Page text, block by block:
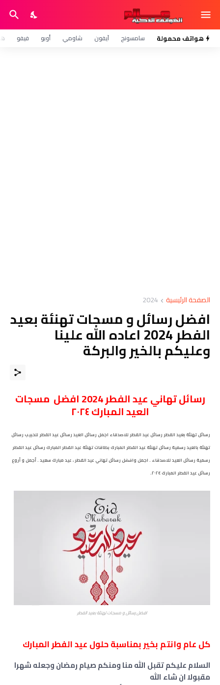
هواتف محمولة سامسونج آيفون شاومي أوبو فيفو
الصفحة الرئيسية 2024
افضل رسائل و مسجات تهنئة بعيد
الفطر 2024 اعاده الله علينا
وعليكم بالخير والبركة
رسائل تهاني عيد الفطر 2024 افضل مسجات
العيد المبارك ٢٠٢٤
رسائل تهنئة بعيد الفطر رسائل عيد الفطر للاصدقاء اجمل رسائل العيد رسائل عيد الفطر للحبيب رسائل
تهنئة بالعيد رسمية رسائل تهنئة عيد الفطر المبارك بطاقات تهنئة عيد الفطر المبارك رسائل عيد الفطر
رسمية رسائل العيد للاصدقاء . اجمل وافضل رسائل تهاني عيد الفطر ، عيد مبارك سعيد . أجمل و أروع
رسائل عيد الفطر المبارك٢٠٢٤.
افضل رسائل و مسجات تهنئة بعيد الفطر
كل عام وانتم بخير بمناسبة حلول عيد الفطر المبارك
السلام عليكم تقبل الله منا ومنكم صيام رمضان وجعله شهرا
مقبولا ان شاء الله